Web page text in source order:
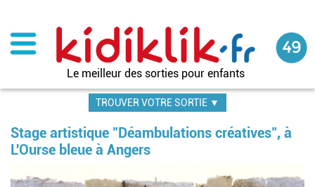
contenu
principal
Le meilleur des sorties pour enfants
TROUVER VOTRE SORTIE ▼
Stage artistique "Déambulations créatives", à
L'Ourse bleue à Angers